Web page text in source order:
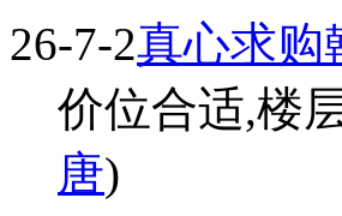
26-7-2真心求购
价位合适,楼
唐)